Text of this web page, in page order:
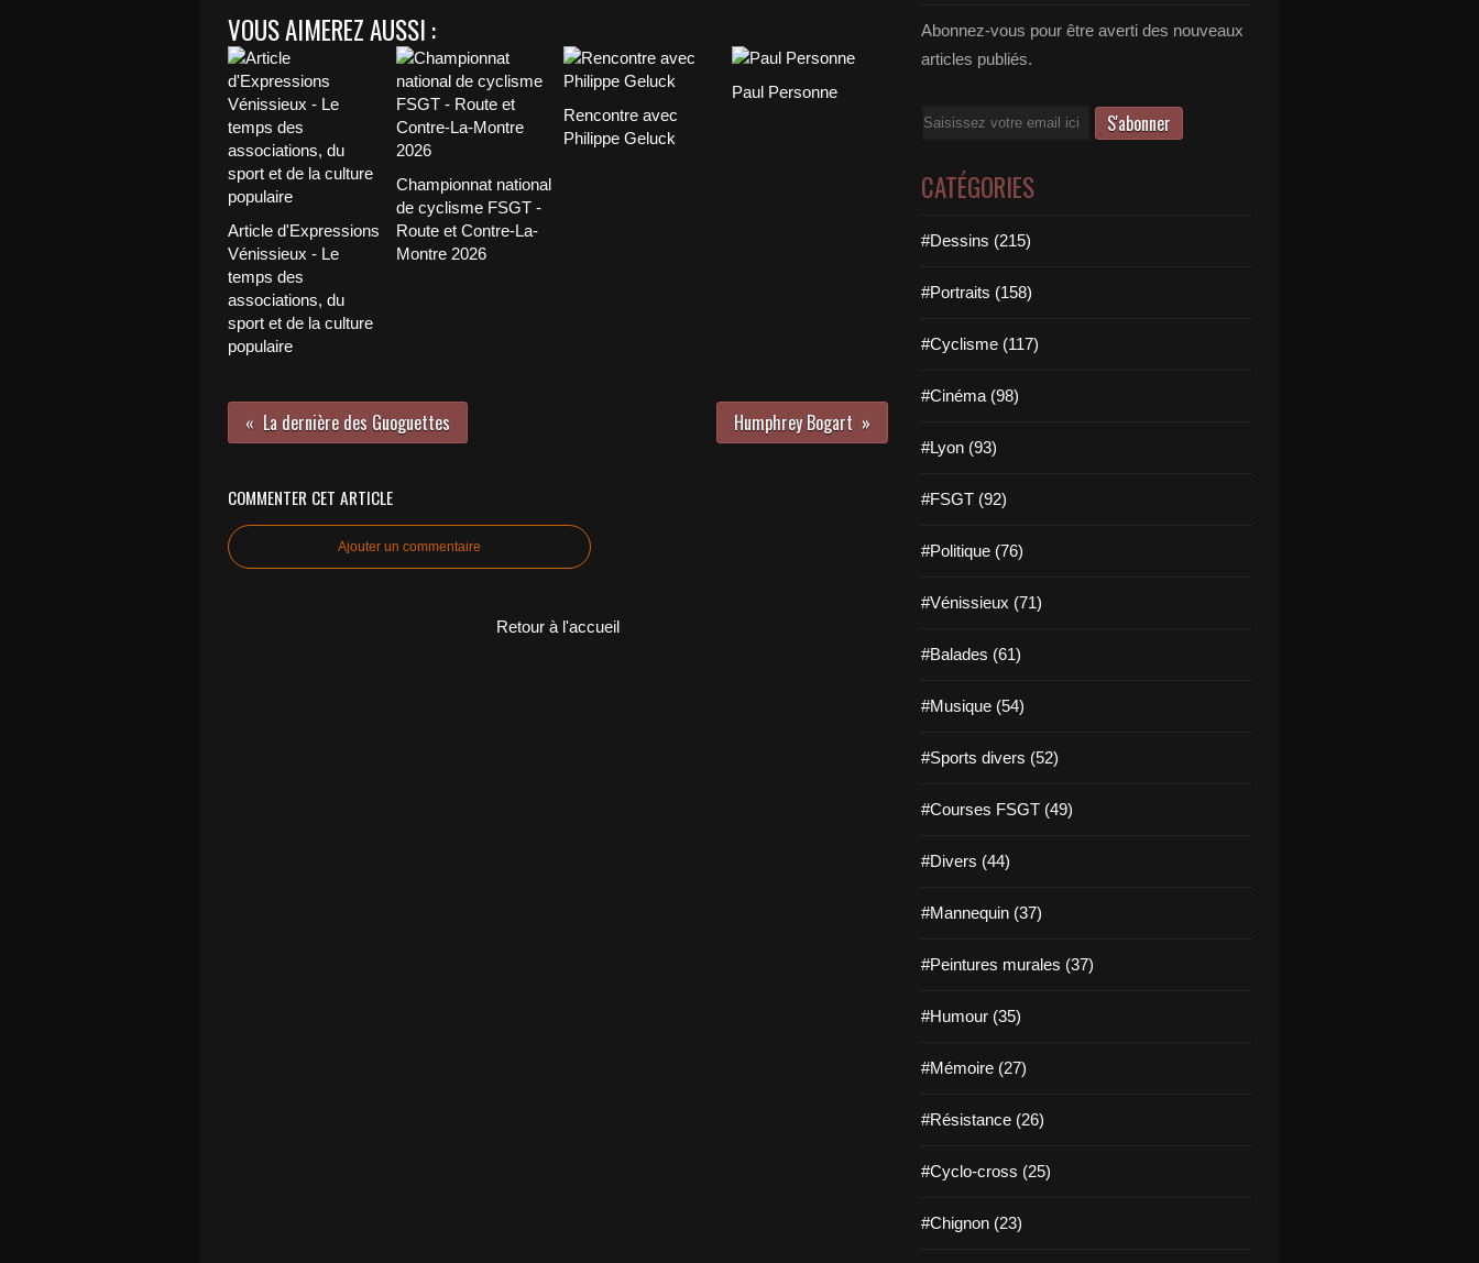
VOUS AIMEREZ AUSSI :
Article d'Expressions
Vénissieux - Le
temps des
associations, du
sport et de la culture
populaire
Championnat national
de cyclisme FSGT -
Route et Contre-La-
Montre 2026
Rencontre avec
Philippe Geluck
Paul Personne
La dernière des Guoguettes Humphrey Bogart
COMMENTER CET ARTICLE
Ajouter un commentaire
Retour à l'accueil
Abonnez-vous pour être averti des nouveaux
articles publiés.
Email
CATÉGORIES
#Dessins (215)
#Portraits (158)
#Cyclisme (117)
#Cinéma (98)
#Lyon (93)
#FSGT (92)
#Politique (76)
#Vénissieux (71)
#Balades (61)
#Musique (54)
#Sports divers (52)
#Courses FSGT (49)
#Divers (44)
#Mannequin (37)
#Peintures murales (37)
#Humour (35)
#Mémoire (27)
#Résistance (26)
#Cyclo-cross (25)
#Chignon (23)